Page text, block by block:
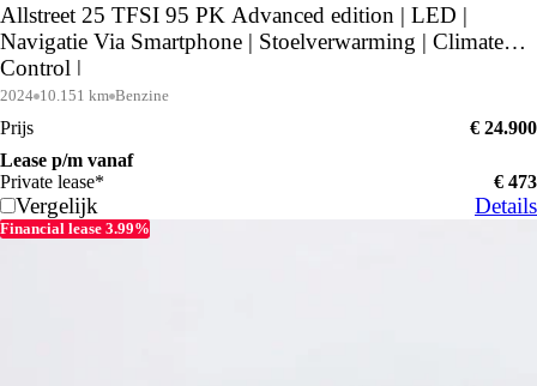
Allstreet 25 TFSI 95 PK Advanced edition | LED |
Navigatie Via Smartphone | Stoelverwarming | Climate
Control |
2024 10.151 km Benzine
Prijs
€ 24.900
Lease p/m vanaf
Private lease*
€ 473
Vergelijk Details
Financial lease 3.99%